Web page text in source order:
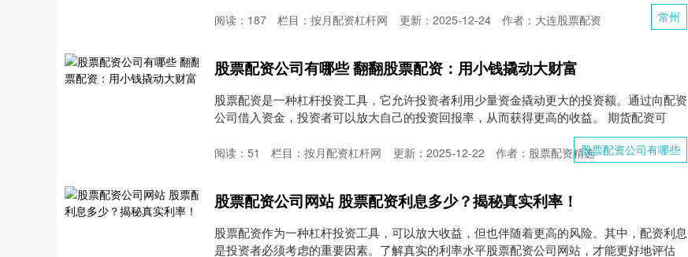
常州
更新：2025-12-24 作者：大连股票配资
阅读： 187 栏目： 按月配资杠杆网
股票配资公司有哪些 翻翻股票配资：用小钱撬动大财富
股票配资是一种杠杆投资工具，它允许投资者利用少量资金撬动更大的投资额。通过向配资
公司借入资金，投资者可以放大自己的投资回报率，从而获得更高的收益。 期货配资可
股票配资公司有哪些
更新：2025-12-22 作者：股票配资精选
阅读： 51 栏目： 按月配资杠杆网
股票配资公司网站 股票配资利息多少？揭秘真实利率！
股票配资作为一种杠杆投资工具，可以放大收益，但也伴随着更高的风险。其中，配资利息
是投资者必须考虑的重要因素。了解真实的利率水平股票配资公司网站，才能更好地评估